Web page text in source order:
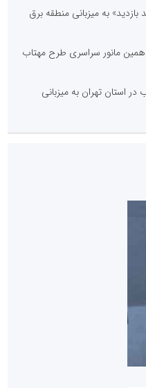
به میزبانی منطقه برق
شانزدهمین مانور سراسری طرح مهتاب
استان تهران به میزبانی